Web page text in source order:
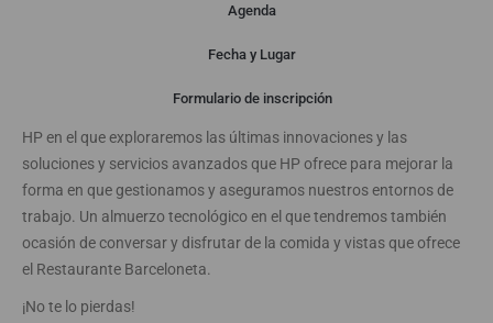
Agenda
Fecha y Lugar
Formulario de inscripción
Desde ABAST nos complace invitarte a este evento conjunto con
HP en el que exploraremos las últimas innovaciones y las
soluciones y servicios avanzados que HP ofrece para mejorar la
forma en que gestionamos y aseguramos nuestros entornos de
trabajo. Un almuerzo tecnológico en el que tendremos también
ocasión de conversar y disfrutar de la comida y vistas que ofrece
el Restaurante Barceloneta.
¡No te lo pierdas!